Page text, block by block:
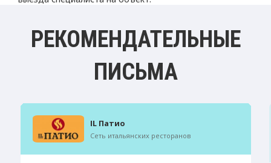
РЕКОМЕНДАТЕЛЬНЫЕ
ПИСЬМА
IL Патио
Сеть итальянских ресторанов